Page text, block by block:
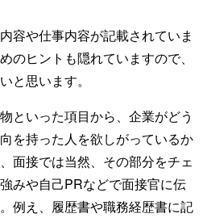
容や仕事内容が記載されていま
のヒントも隠れていますので、
と思います。
といった項目から、企業がどう
を持った人を欲しがっているか
面接では当然、その部分をチェ
みや自己PRなどで面接官に伝
例え、履歴書や職務経歴書に記